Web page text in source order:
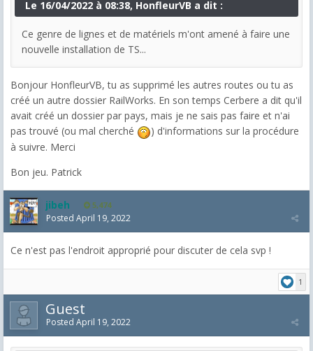
Le 16/04/2022 à 08:38, HonfleurVB a dit :
Ce genre de lignes et de matériels m'ont amené à faire une
nouvelle installation de TS...
Bonjour HonfleurVB, tu as supprimé les autres routes ou tu as
créé un autre dossier RailWorks. En son temps Cerbere a dit qu'il
avait créé un dossier par pays, mais je ne sais pas faire et n'ai
pas trouvé (ou mal cherché
) d'informations sur la procédure
à suivre. Merci
Bon jeu. Patrick
jibeh 5,474
Posted April 19, 2022
Ce n'est pas l'endroit approprié pour discuter de cela svp !
1
Guest
Posted April 19, 2022